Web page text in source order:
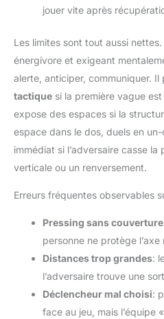
jouer vite après
Les limites sont tout aussi
énergivore et exigeant
alerte, anticiper, communiquer. Il
tactique si la première vague
expose des espaces si la
espace dans le dos, duels en
immédiat si l’adversaire casse la
verticale ou un renversement.
Erreurs fréquentes observables
Pressing sans couverture
personne ne protège
Distances trop grandes:
l’adversaire trouve une
Déclencheur mal choisi:
face au jeu, mais l’équipe